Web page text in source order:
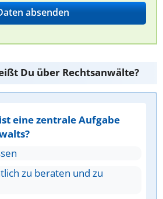
Du über Rechtsanwälte?
eine zentrale Aufgabe
zu beraten und zu